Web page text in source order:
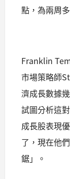
點，為兩周
Franklin
市場策略師
濟成長數據
試圖分析這
成長股表現
了，現在他
鋸」。